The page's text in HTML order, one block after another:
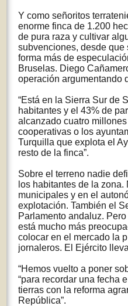
Y como señoritos
enorme finca de 1.200
de pura raza y cultivar
subvenciones, desde
forma más de
Bruselas. Diego
operación argumentando
“Está en la Sierra Sur de
habitantes y el 43% de
alcanzado cuatro
cooperativas o los
Turquilla que explota el
resto de la finca”.
Sobre el terreno nadie
los habitantes de la
municipales y en el
explotación. También el
Parlamento andaluz.
está mucho más
colocar en el mercado la
jornaleros. El Ejército
“Hemos vuelto a poner
“para recordar una fecha
tierras con la reforma
República”.